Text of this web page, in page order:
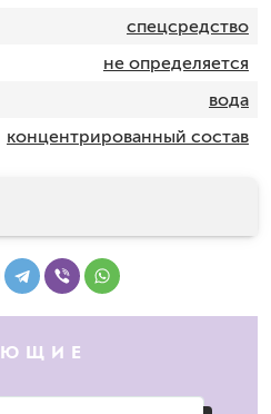
спецсредство
не определяется
вода
концентрированный состав